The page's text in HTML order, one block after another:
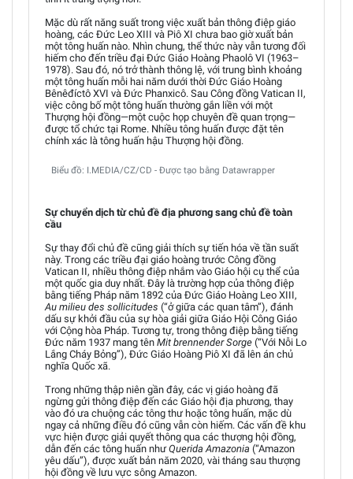
Mặc dù rất năng suất trong việc xuất bản thông điệp giáo
hoàng, các Đức Leo XIII và Piô XI chưa bao giờ xuất bản
một tông huấn nào. Nhìn chung, thể thức này vẫn tương đối
hiếm cho đến triều đại Đức Giáo Hoàng Phaolô VI (1963–
1978). Sau đó, nó trở thành thông lệ, với trung bình khoảng
một tông huấn mỗi hai năm dưới thời Đức Giáo Hoàng
Bênêđíctô XVI và Đức Phanxicô. Sau Công đồng Vatican II,
việc công bố một tông huấn thường gắn liền với một
Thượng hội đồng—một cuộc họp chuyên đề quan trọng—
được tổ chức tại Rome. Nhiều tông huấn được đặt tên
chính xác là tông huấn hậu Thượng hội đồng.
Biểu đồ: I.MEDIA/CZ/CD - Được tạo bằng Datawrapper
Sự chuyển dịch từ chủ đề địa phương sang chủ đề toàn
cầu
Sự thay đổi chủ đề cũng giải thích sự tiến hóa về tần suất
này. Trong các triều đại giáo hoàng trước Công đồng
Vatican II, nhiều thông điệp nhắm vào Giáo hội cụ thể của
một quốc gia duy nhất. Đây là trường hợp của thông điệp
bằng tiếng Pháp năm 1892 của Đức Giáo Hoàng Leo XIII,
Au milieu des sollicitudes (“ở giữa các quan tâm”), đánh
dấu sự khởi đầu của sự hòa giải giữa Giáo Hội Công Giáo
với Cộng hòa Pháp. Tương tự, trong thông điệp bằng tiếng
Đức năm 1937 mang tên Mit brennender Sorge (“Với Nỗi Lo
Lắng Cháy Bỏng”), Đức Giáo Hoàng Piô XI đã lên án chủ
nghĩa Quốc xã.
Trong những thập niên gần đây, các vị giáo hoàng đã
ngừng gửi thông điệp đến các Giáo hội địa phương, thay
vào đó ưa chuộng các tông thư hoặc tông huấn, mặc dù
ngay cả những điều đó cũng vẫn còn hiếm. Các vấn đề khu
vực hiện được giải quyết thông qua các thượng hội đồng,
dẫn đến các tông huấn như Querida Amazonia (“Amazon
yêu dấu”), được xuất bản năm 2020, vài tháng sau thượng
hội đồng về lưu vực sông Amazon.